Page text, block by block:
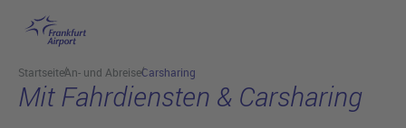
Hauptinhalt anspringen
StartseiteAn- und AbreiseCarsharing
Mit Fahrdiensten & Carsharing